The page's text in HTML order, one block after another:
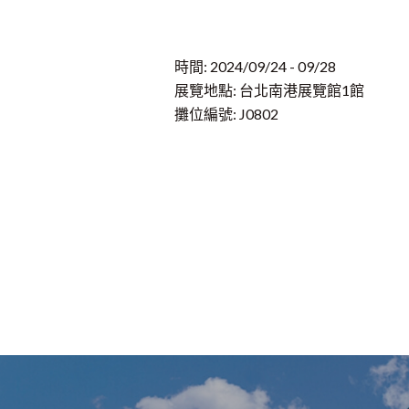
時間: 2024/09/24 - 09/28
展覽地點: 台北南港展覽館1館
攤位編號: J0802